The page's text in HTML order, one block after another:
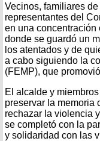
Vecinos, familiares
representantes del
en una concentración
donde se guardó un
los atentados y de
a cabo siguiendo la
(FEMP), que
El alcalde y
preservar la memoria
rechazar la violencia
se completó con la
y solidaridad con las